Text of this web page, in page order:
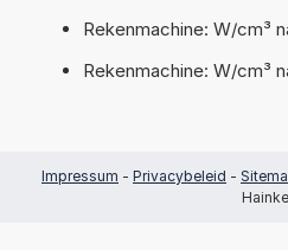
Rekenmachine: W/cm³
Rekenmachine: W/cm³
Impressum - Privacybeleid -
Hainke